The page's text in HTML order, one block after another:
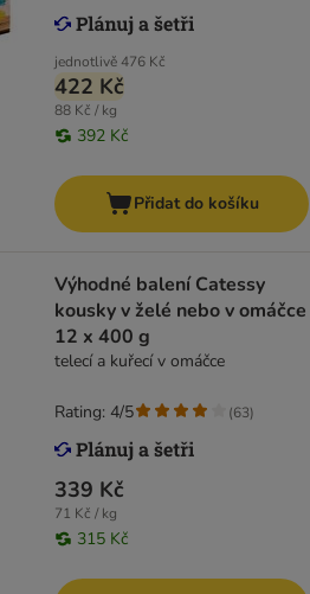
jednotlivě476 Kč
422 Kč
88 Kč / kg
392 Kč
Přidat do košíku
Výhodné balení Catessy
kousky v želé nebo v omáčce
12 x 400 g
telecí a kuřecí v omáčce
339 Kč
71 Kč / kg
315 Kč
Rating: 4/5 (63)